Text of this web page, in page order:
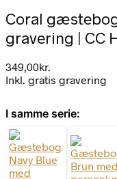
Coral
gravering | CC
349,00kr.
Inkl. gratis gravering
I samme serie: